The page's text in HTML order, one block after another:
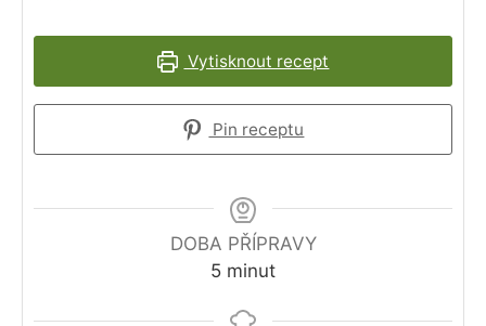
Vytisknout recept
Pin receptu
DOBA PŘÍPRAVY
5minutes
minut